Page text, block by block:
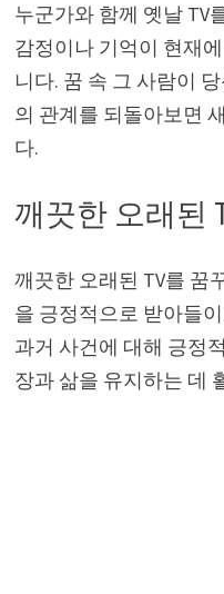
누군가와 함께 옛날 TV
감정이나 기억이 현재
니다. 꿈 속 그 사람이
의 관계를 되돌아보면
다.
깨끗한 오래된
깨끗한 오래된 TV를 꿈
을 긍정적으로 받아들
과거 사건에 대해 긍정
장과 삶을 유지하는 데